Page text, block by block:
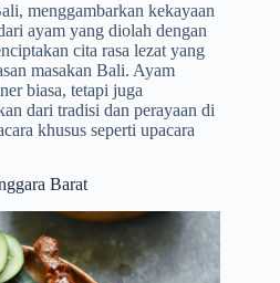
menggambarkan kekayaan
ayam yang diolah dengan
cita rasa lezat yang
masakan Bali. Ayam
biasa, tetapi juga
dari tradisi dan perayaan di
khusus seperti upacara
Barat